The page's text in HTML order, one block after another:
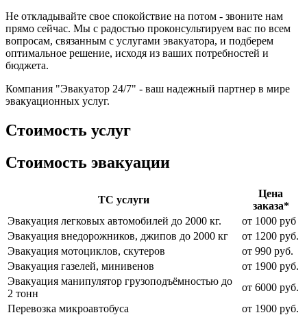
Не откладывайте свое спокойствие на потом - звоните нам
прямо сейчас. Мы с радостью проконсультируем вас по всем
вопросам, связанным с услугами эвакуатора, и подберем
оптимальное решение, исходя из ваших потребностей и
бюджета.
Компания "Эвакуатор 24/7" - ваш надежный партнер в мире
эвакуационных услуг.
Стоимость услуг
Стоимость эвакуации
ТС услуги
Цена
заказа*
Эвакуация легковых автомобилей до 2000 кг.
от 1000 руб
Эвакуация внедорожников, джипов до 2000 кг
от 1200 руб.
Эвакуация мотоциклов, скутеров
от 990 руб.
Эвакуация газелей, минивенов
от 1900 руб.
Эвакуация манипулятор грузоподъёмностью до
2 тонн
от 6000 руб.
Перевозка микроавтобуса
от 1900 руб.